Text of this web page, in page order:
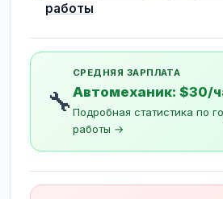
работы
🔧
СРЕДНЯЯ ЗАРПЛАТА
Автомеханик: $30/
Подробная статистика по
работы →